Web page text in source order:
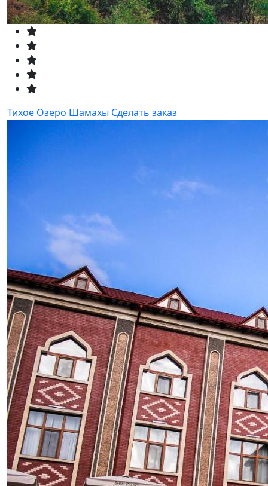
Тихое Озеро Шамахы Сделать заказ